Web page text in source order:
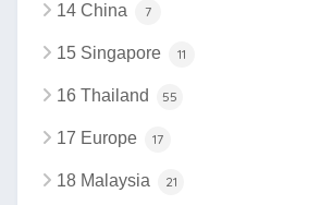
14 China 7
15 Singapore 11
16 Thailand 55
17 Europe 17
18 Malaysia 21